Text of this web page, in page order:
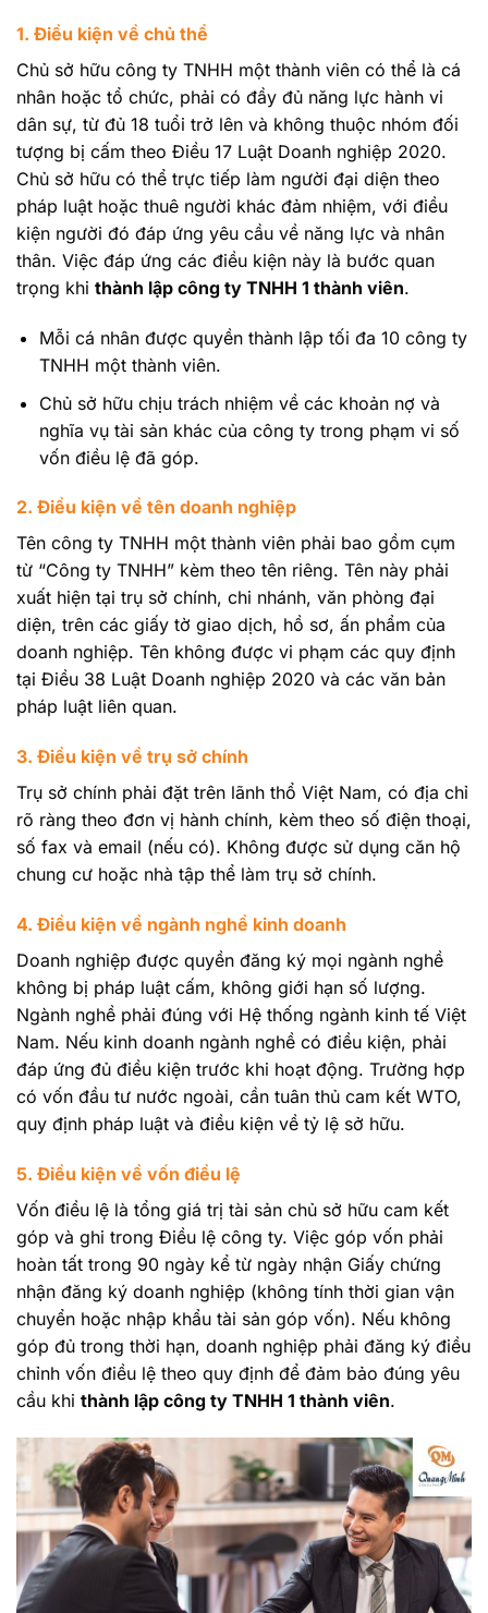
1. Điều kiện về chủ thể
Chủ sở hữu công ty TNHH một thành viên có thể là cá
nhân hoặc tổ chức, phải có đầy đủ năng lực hành vi
dân sự, từ đủ 18 tuổi trở lên và không thuộc nhóm đối
tượng bị cấm theo Điều 17 Luật Doanh nghiệp 2020.
Chủ sở hữu có thể trực tiếp làm người đại diện theo
pháp luật hoặc thuê người khác đảm nhiệm, với điều
kiện người đó đáp ứng yêu cầu về năng lực và nhân
thân. Việc đáp ứng các điều kiện này là bước quan
trọng khi thành lập công ty TNHH 1 thành viên.
Mỗi cá nhân được quyền thành lập tối đa 10 công ty
TNHH một thành viên.
Chủ sở hữu chịu trách nhiệm về các khoản nợ và
nghĩa vụ tài sản khác của công ty trong phạm vi số
vốn điều lệ đã góp.
2. Điều kiện về tên doanh nghiệp
Tên công ty TNHH một thành viên phải bao gồm cụm
từ “Công ty TNHH” kèm theo tên riêng. Tên này phải
xuất hiện tại trụ sở chính, chi nhánh, văn phòng đại
diện, trên các giấy tờ giao dịch, hồ sơ, ấn phẩm của
doanh nghiệp. Tên không được vi phạm các quy định
tại Điều 38 Luật Doanh nghiệp 2020 và các văn bản
pháp luật liên quan.
3. Điều kiện về trụ sở chính
Trụ sở chính phải đặt trên lãnh thổ Việt Nam, có địa chỉ
rõ ràng theo đơn vị hành chính, kèm theo số điện thoại,
số fax và email (nếu có). Không được sử dụng căn hộ
chung cư hoặc nhà tập thể làm trụ sở chính.
4. Điều kiện về ngành nghề kinh doanh
Doanh nghiệp được quyền đăng ký mọi ngành nghề
không bị pháp luật cấm, không giới hạn số lượng.
Ngành nghề phải đúng với Hệ thống ngành kinh tế Việt
Nam. Nếu kinh doanh ngành nghề có điều kiện, phải
đáp ứng đủ điều kiện trước khi hoạt động. Trường hợp
có vốn đầu tư nước ngoài, cần tuân thủ cam kết WTO,
quy định pháp luật và điều kiện về tỷ lệ sở hữu.
5. Điều kiện về vốn điều lệ
Vốn điều lệ là tổng giá trị tài sản chủ sở hữu cam kết
góp và ghi trong Điều lệ công ty. Việc góp vốn phải
hoàn tất trong 90 ngày kể từ ngày nhận Giấy chứng
nhận đăng ký doanh nghiệp (không tính thời gian vận
chuyển hoặc nhập khẩu tài sản góp vốn). Nếu không
góp đủ trong thời hạn, doanh nghiệp phải đăng ký điều
chỉnh vốn điều lệ theo quy định để đảm bảo đúng yêu
cầu khi thành lập công ty TNHH 1 thành viên.